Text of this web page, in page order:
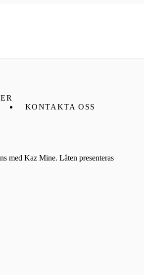
KONTAKTA OSS
med Kaz Mine. Låten presenteras